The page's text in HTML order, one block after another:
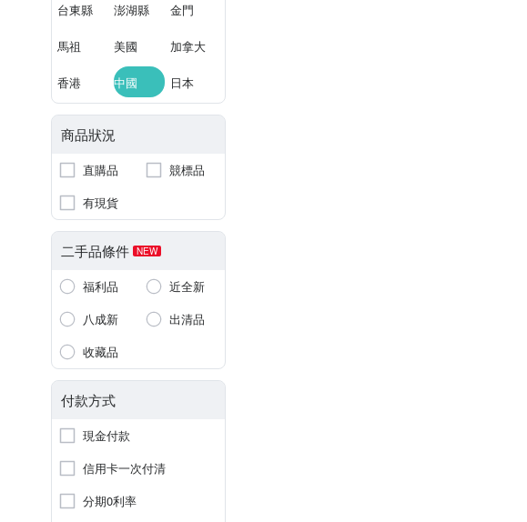
台東縣 澎湖縣 金門
馬祖 美國 加拿大
香港 中國 日本
商品狀況
直購品
競標品
有現貨
二手品條件 NEW
福利品
近全新
八成新
出清品
收藏品
付款方式
現金付款
信用卡一次付清
分期0利率